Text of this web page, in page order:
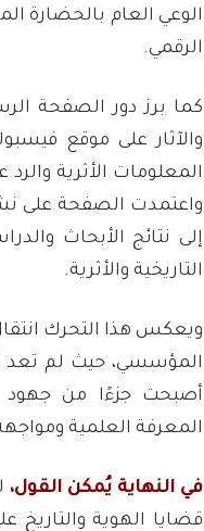
الوعي العام بالحضارة
الرقمي.
كما برز دور الصفحة
والآثار على موقع
المعلومات الأثرية
واعتمدت الصفحة على
إلى نتائج الأبحاث
التاريخية والأثرية.
ويعكس هذا التحرك
المؤسسي، حيث لم تعد
أصبحت جزءًا من جهود
المعرفة العلمية
في النهاية يُمكن القول،
قضايا الهوية